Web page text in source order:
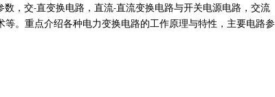
数，交-直变换电路，直流-直流变换电路与开关电源电路，交流
等。重点介绍各种电力变换电路的工作原理与特性，主要电路参